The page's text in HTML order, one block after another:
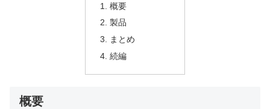
概要
製品
まとめ
続編
概要